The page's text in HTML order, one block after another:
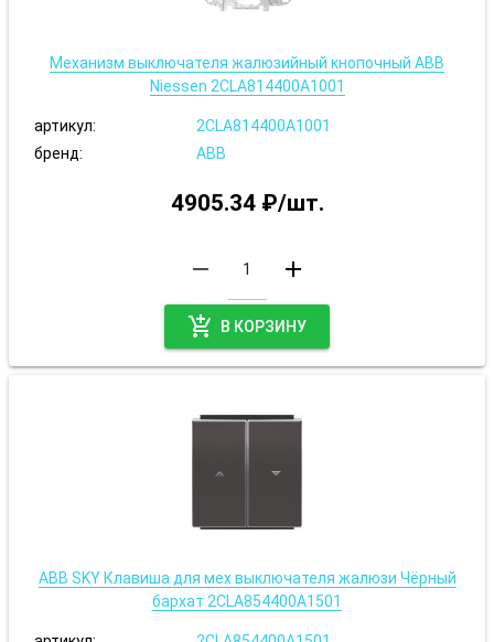
Механизм выключателя жалюзийный кнопочный ABB
Niessen 2CLA814400A1001
артикул:
2CLA814400A1001
бренд:
ABB
4905.34 ₽/шт.
remove add
add_shopping_cart В КОРЗИНУ
ABB SKY Клавиша для мех выключателя жалюзи Чёрный
бархат 2CLA854400A1501